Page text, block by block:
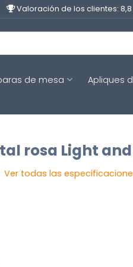
Valoración de los clientes: 8,8
de mesa Apliques
rosa Light
Ver todas las